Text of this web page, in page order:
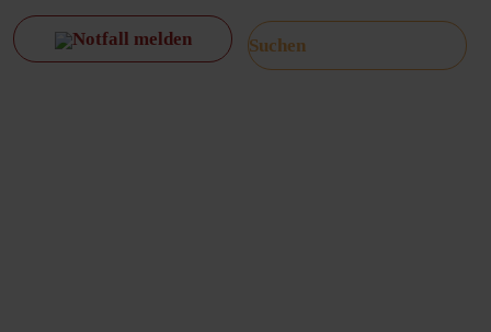
Notfall melden